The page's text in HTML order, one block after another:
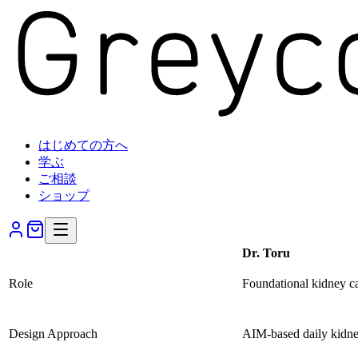
はじめての方へ
学ぶ
ご相談
ショップ
Dr. Toru
Role Foundational kidney
Design Approach AIM-based daily